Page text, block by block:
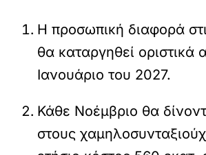
Η προσωπική διαφορά
θα καταργηθεί οριστικά
Ιανουάριο του 2027.
Κάθε Νοέμβριο θα
στους